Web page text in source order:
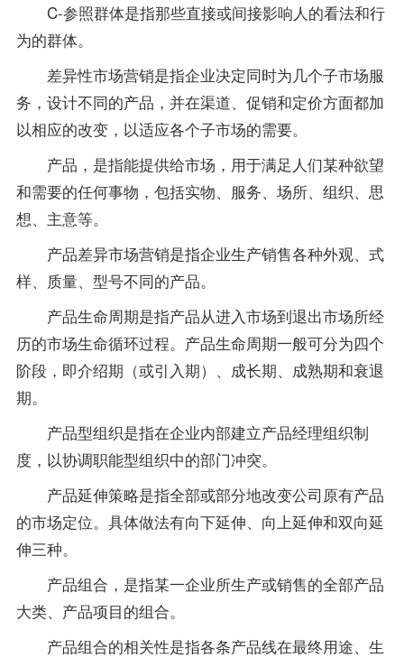
C-参照群体是指那些直接或间接影响人的看法和行
为的群体。
差异性市场营销是指企业决定同时为几个子市场服
务，设计不同的产品，并在渠道、促销和定价方面都加
以相应的改变，以适应各个子市场的需要。
产品，是指能提供给市场，用于满足人们某种欲望
和需要的任何事物，包括实物、服务、场所、组织、思
想、主意等。
产品差异市场营销是指企业生产销售各种外观、式
样、质量、型号不同的产品。
产品生命周期是指产品从进入市场到退出市场所经
历的市场生命循环过程。产品生命周期一般可分为四个
阶段，即介绍期（或引入期）、成长期、成熟期和衰退
期。
产品型组织是指在企业内部建立产品经理组织制
度，以协调职能型组织中的部门冲突。
产品延伸策略是指全部或部分地改变公司原有产品
的市场定位。具体做法有向下延伸、向上延伸和双向延
伸三种。
产品组合，是指某一企业所生产或销售的全部产品
大类、产品项目的组合。
产品组合的相关性是指各条产品线在最终用途、生